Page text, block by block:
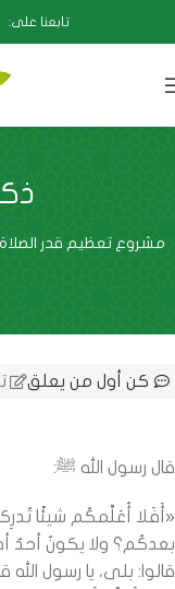
تابعنا على:
مشروع تعظيم قدر الصلاة
كن أول من يعلق
قال رسول الله ﷺ:
«أَفَلا أُعَلِّمكُم شيئًا
بعدكُم؟ ولا يكونُ أحدٌ
قالوا: بلى، يا رسول